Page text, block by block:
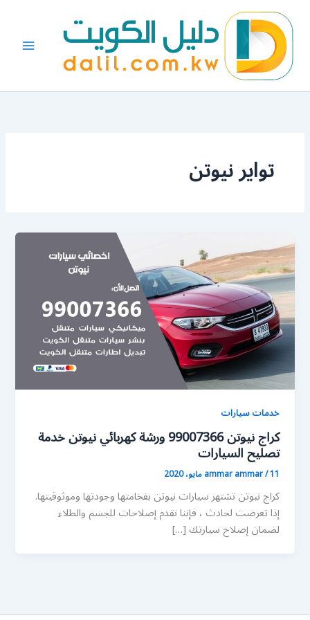
المحتوى
تواير نيوتن
خدمات سيارات
كراج نيوتن 99007366 ورشة كهربائي نيوتن خدمة
تصليح السيارات
ammar ammar/11 مايو، 2020
كراج نيوتن تشتهر سيارات نيوتن بفخامتها وجودتها وموثوقيتها.
إذا تعرضت لحادث ، فإننا نقدم إصلاحات للجسم والطلاء
لضمان إصلاح سيارتك […]